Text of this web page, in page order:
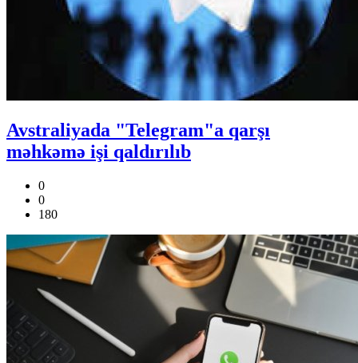
Avstraliyada "Telegram"a qarşı
məhkəmə işi qaldırılıb
0
0
180